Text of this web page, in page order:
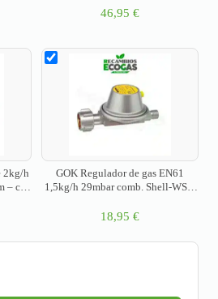
46,95 €
2kg/h
– con
GOK Regulador de gas EN61
1,5kg/h 29mbar comb. Shell-WS x
18,95 €